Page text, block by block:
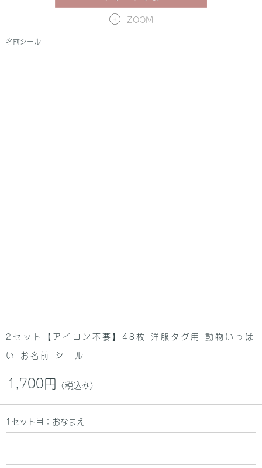
ZOOM
名前シール
2セット【アイロン不要】48枚 洋服タグ用 動物いっぱ
い お名前 シール
1,700円 （税込み）
1セット目：おなまえ